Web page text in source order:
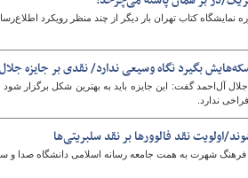
کتاب تهران بار دیگر از چند منظر رویکرد
بگیرد نگاه وسیعی ندارد/ نقدی بر جایزه جلال
جلال آل‌احمد گفت: این جایزه باید به بهترین شکل برگزار
ندارد.
اولویت نقد فالوورها بر نقد سلبریتی‌ها
شهرت به همت جامعه رسانه اسلامی دانشگاه صدا و